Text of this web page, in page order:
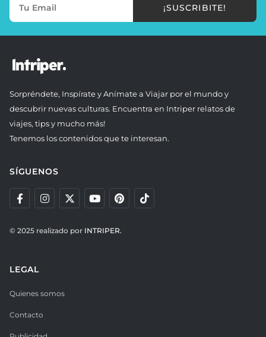
¡SUSCRIBITE!
Sorpréndete, Inspírate y Anímate a Viajar por el mundo y
descubrir nuevas culturas. Encuentra en Intriper relatos de
viajes, tips y mucho más!
Tenemos los contenidos que te interesan.
SÍGUENOS
© 2025 realizado por INTRIPER.
LEGAL
Quienes somos
Contacto